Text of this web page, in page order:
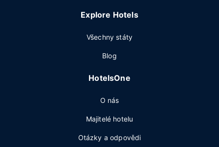
Explore Hotels
Všechny státy
Blog
HotelsOne
O nás
Majitelé hotelu
Otázky a odpovědi